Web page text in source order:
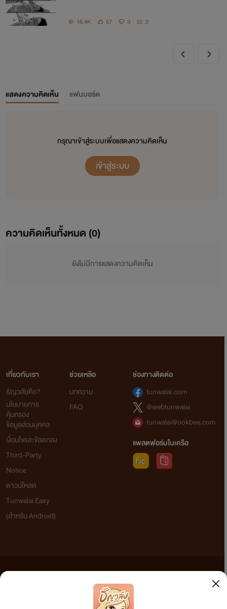
16.4K 57 3 2
แสดงความคิดเห็น แฟนบอร์ด
กรุณาเข้าสู่ระบบเพื่อแสดงความคิดเห็น
เข้าสู่ระบบ
ความคิดเห็นทั้งหมด (0)
ยังไม่มีการแสดงความคิดเห็น
เกี่ยวกับเรา
ธัญวลัยคือ?
นโยบายการ
คุ้มครอง
ข้อมูลส่วนบุคคล
เงื่อนไขและข้อตกลง
Third-Party
Notice
ดาวน์โหลด
Tunwalai Easy
(สำหรับ Android)
ช่วยเหลือ
บทความ
FAQ
ช่องทางติดต่อ
tunwalai.com
@webtunwalai
tunwalai@ookbee.com
แพลตฟอร์มในเครือ
เว็บไซต์แห่งนี้ไม่ได้เห็นด้วยและไม่ขอรับผิดชอบต่อข้อความใดๆ ทั้งสิ้น ดังนั้นผู้อ่านทุกท่านโปรดใช้
วิจารณญาณในการกลั่นกรองด้วยตนเอง และหากท่านพบข้อความใดๆ ที่ขัดต่อกฎหมายและศีลธรรม